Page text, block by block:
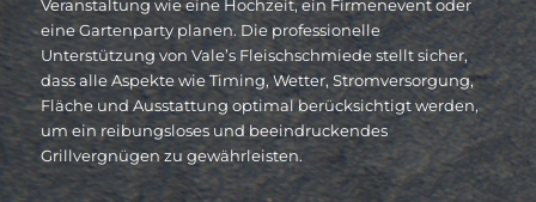
Veranstaltung wie eine Hochzeit, ein Firmenevent oder
eine Gartenparty planen. Die professionelle
Unterstützung von Vale’s Fleischschmiede stellt sicher,
dass alle Aspekte wie Timing, Wetter, Stromversorgung,
Fläche und Ausstattung optimal berücksichtigt werden,
um ein reibungsloses und beeindruckendes
Grillvergnügen zu gewährleisten.